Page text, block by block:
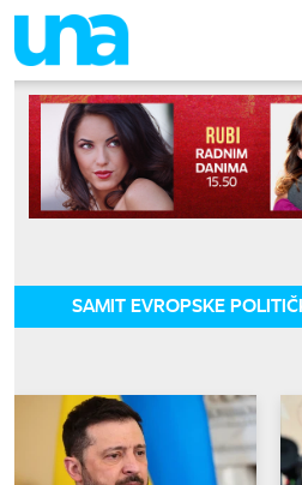
SAMIT EVROPSKE